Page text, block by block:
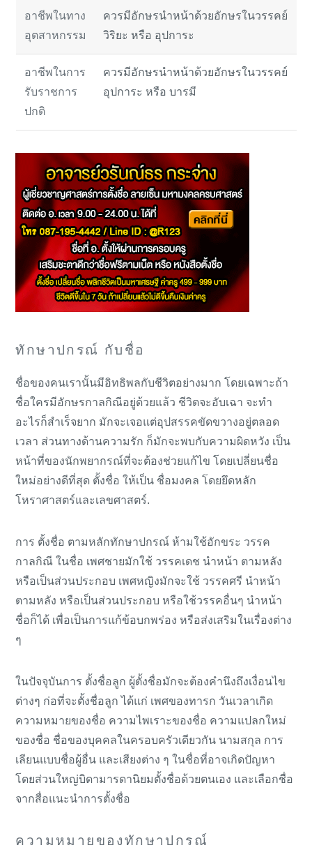
อาชีพในทาง
อุตสาหกรรม
ควรมีอักษรนำหน้าด้วยอักษรในวรรคย์
วิริยะ หรือ อุปการะ
อาชีพในการ
รับราชการ
ปกติ
ควรมีอักษรนำหน้าด้วยอักษรในวรรคย์
อุปการะ หรือ บารมี
ทักษาปกรณ์ กับชื่อ
ชื่อของคนเรานั้นมีอิทธิพลกับชีวิตอย่างมาก โดยเฉพาะถ้า
ชื่อใครมีอักษรกาลกิณีอยู่ด้วยแล้ว ชีวิตจะอับเฉา จะทำ
อะไรก็สำเร็จยาก มักจะเจอแต่อุปสรรคขัดขวางอยู่ตลอด
เวลา ส่วนทางด้านความรัก ก็มักจะพบกับความผิดหวัง เป็น
หน้าที่ของนักพยากรณ์ที่จะต้องช่วยแก้ไข โดยเปลี่ยนชื่อ
ใหม่อย่างดีที่สุด ตั้งชื่อ ให้เป็น ชื่อมงคล โดยยึดหลัก
โหราศาสตร์และเลขศาสตร์.
การ ตั้งชื่อ ตามหลักทักษาปกรณ์ ห้ามใช้อักขระ วรรค
กาลกิณี ในชื่อ เพศชายมักใช้ วรรคเดช นำหน้า ตามหลัง
หรือเป็นส่วนประกอบ เพศหญิงมักจะใช้ วรรคศรี นำหน้า
ตามหลัง หรือเป็นส่วนประกอบ หรือใช้วรรคอื่นๆ นำหน้า
ชื่อก็ได้ เพื่อเป็นการแก้ข้อบกพร่อง หรือส่งเสริมในเรื่องต่าง
ๆ
ในปัจจุบันการ ตั้งชื่อลูก ผู้ตั้งชื่อมักจะต้องคำนึงถึงเงื่อนไข
ต่างๆ ก่อที่จะตั้งชื่อลูก ได้แก่ เพศของทารก วันเวลาเกิด
ความหมายของชื่อ ความไพเราะของชื่อ ความแปลกใหม่
ของชื่อ ชื่อของบุคคลในครอบครัวเดียวกัน นามสกุล การ
เลียนแบบชื่อผู้อื่น และเสียงต่าง ๆ ในชื่อที่อาจเกิดปัญหา
โดยส่วนใหญ่บิดามารดานิยมตั้งชื่อด้วยตนเอง และเลือกชื่อ
จากสื่อแนะนำการตั้งชื่อ
ความหมายของทักษาปกรณ์